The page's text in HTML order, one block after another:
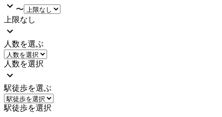
〜
上限なし
人数を選ぶ
人数を選択
駅徒歩を選ぶ
駅徒歩を選択